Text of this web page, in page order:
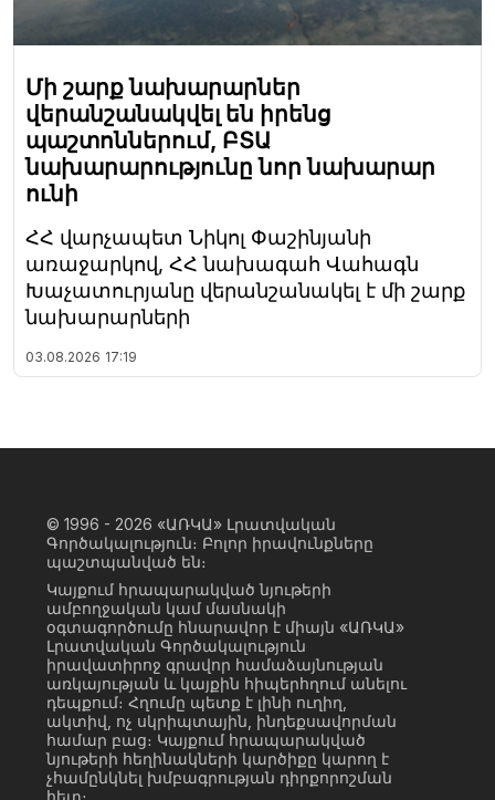
Մի շարք նախարարներ
վերանշանակվել են իրենց
պաշտոններում, ԲՏԱ
նախարարությունը նոր նախարար
ունի
ՀՀ վարչապետ Նիկոլ Փաշինյանի
առաջարկով, ՀՀ նախագահ Վահագն
Խաչատուրյանը վերանշանակել է մի շարք
նախարարների
03.08.2026 17:19
© 1996 - 2026 «ԱՌԿԱ» Լրատվական
Գործակալություն։ Բոլոր իրավունքները
պաշտպանված են։
Կայքում հրապարակված նյութերի
ամբողջական կամ մասնակի
օգտագործումը հնարավոր է միայն «ԱՌԿԱ»
Լրատվական Գործակալություն
իրավատիրոջ գրավոր համաձայնության
առկայության և կայքին հիպերհղում անելու
դեպքում։ Հղումը պետք է լինի ուղիղ,
ակտիվ, ոչ սկրիպտային, ինդեքսավորման
համար բաց։ Կայքում հրապարակված
նյութերի հեղինակների կարծիքը կարող է
չհամընկնել խմբագրության դիրքորոշման